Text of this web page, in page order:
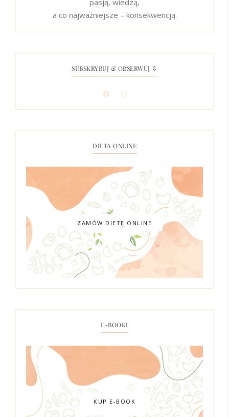
pasją, wiedzą,
a co najważniejsze – konsekwencją.
SUBSKRYBUJ & OBSERWUJ ⇩
DIETA ONLINE
ZAMÓW DIETĘ ONLINE
E-BOOKI
KUP E-BOOK